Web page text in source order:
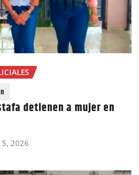
detienen a mujer en
5, 2026